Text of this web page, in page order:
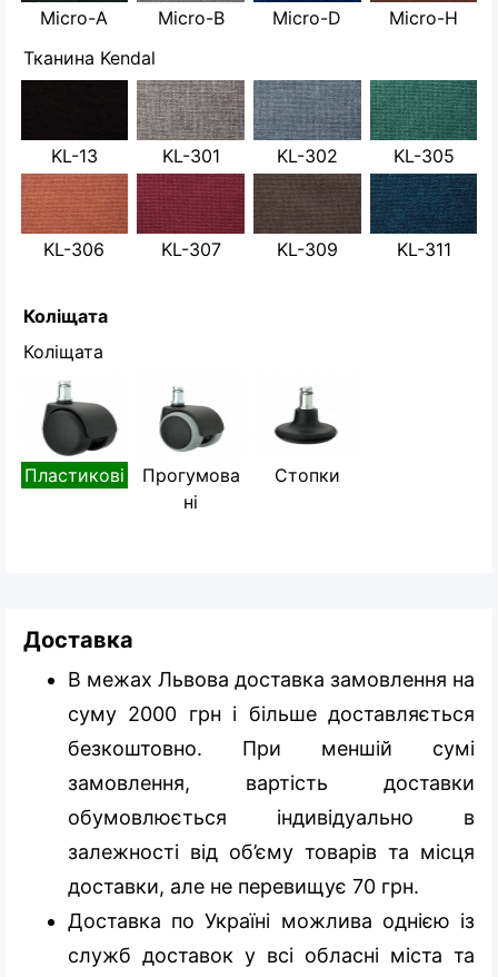
Micro-A Micro-B Micro-D
Micro-H
Тканина Kendal
KL-13 KL-301 KL-302 KL-305
KL-306 KL-307 KL-309 KL-311
Коліщата
Коліщата
Пластикові
Прогумова
ні
Стопки
Доставка
В межах Львова доставка замовлення на
суму 2000 грн і більше доставляється
безкоштовно. При меншій сумі
замовлення, вартість доставки
обумовлюється індивідуально в
залежності від об’єму товарів та місця
доставки, але не перевищує 70 грн.
Доставка по Україні можлива однією із
служб доставок у всі обласні міста та